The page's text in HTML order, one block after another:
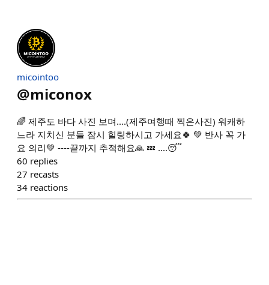
micointoo
@miconox
🌈 제주도 바다 사진 보며....(제주여행때 찍은사진) 워캐하
느라 지치신 분들 잠시 힐링하시고 가세요🍀 💚 반사 꼭 가
요 의리💚 ----끝까지 추적해요🙏 💤 ....😴
60 replies
27 recasts
34 reactions